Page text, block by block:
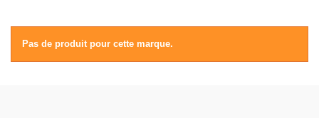
Pas de produit pour cette marque.